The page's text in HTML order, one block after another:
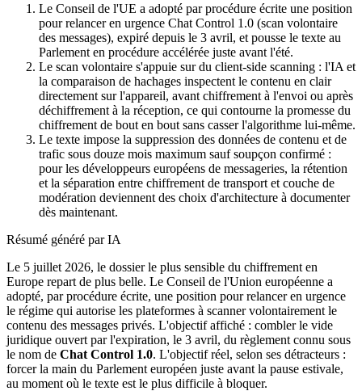
Le Conseil de l'UE a adopté par procédure écrite une position
pour relancer en urgence Chat Control 1.0 (scan volontaire
des messages), expiré depuis le 3 avril, et pousse le texte au
Parlement en procédure accélérée juste avant l'été.
Le scan volontaire s'appuie sur du client-side scanning : l'IA et
la comparaison de hachages inspectent le contenu en clair
directement sur l'appareil, avant chiffrement à l'envoi ou après
déchiffrement à la réception, ce qui contourne la promesse du
chiffrement de bout en bout sans casser l'algorithme lui-même.
Le texte impose la suppression des données de contenu et de
trafic sous douze mois maximum sauf soupçon confirmé :
pour les développeurs européens de messageries, la rétention
et la séparation entre chiffrement de transport et couche de
modération deviennent des choix d'architecture à documenter
dès maintenant.
Résumé généré par IA
Le 5 juillet 2026, le dossier le plus sensible du chiffrement en
Europe repart de plus belle. Le Conseil de l'Union européenne a
adopté, par procédure écrite, une position pour relancer en urgence
le régime qui autorise les plateformes à scanner volontairement le
contenu des messages privés. L'objectif affiché : combler le vide
juridique ouvert par l'expiration, le 3 avril, du règlement connu sous
le nom de Chat Control 1.0. L'objectif réel, selon ses détracteurs :
forcer la main du Parlement européen juste avant la pause estivale,
au moment où le texte est le plus difficile à bloquer.